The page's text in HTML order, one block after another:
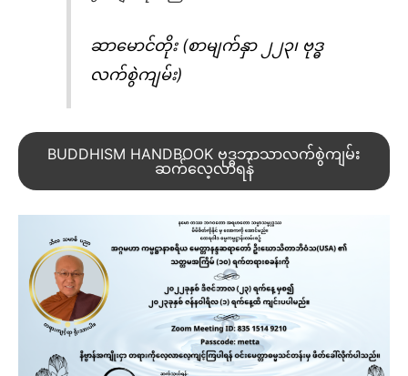
ဆာမောင်တိုး (စာမျက်နှာ ၂၂၃၊ ဗုဒ္ဓ
လက်စွဲကျမ်း)
BUDDHISM HANDBOOK ဗုဒ္ဓဘာသာလက်စွဲကျမ်း
ဆက်လေ့လာရန်